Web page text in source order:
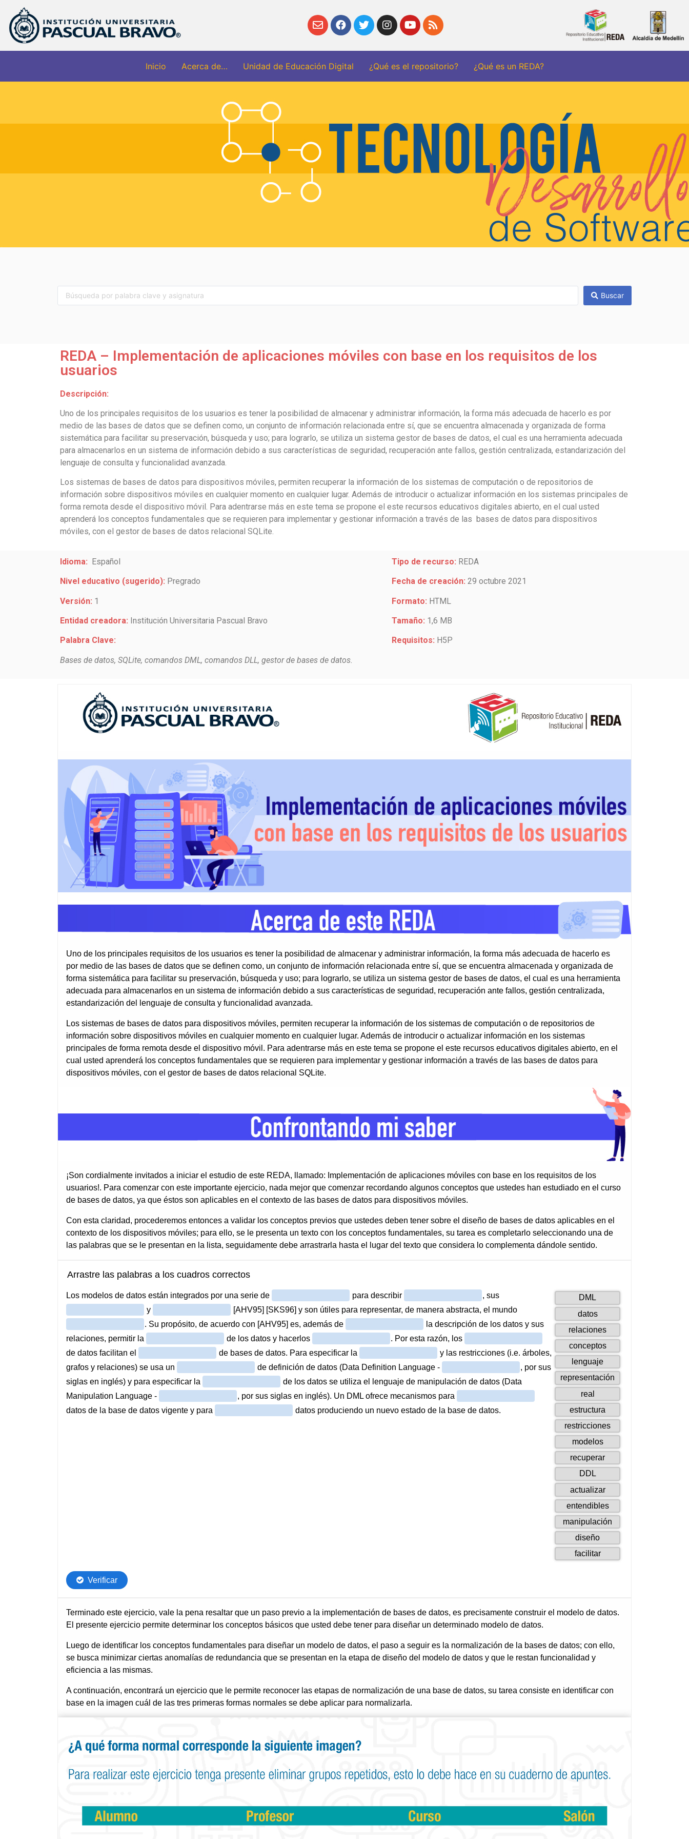
Inicio Acerca de… Unidad de Educación Digital ¿Qué es el repositorio? ¿Qué es un REDA?
Buscar
REDA – Implementación de aplicaciones móviles con base en los requisitos de los
usuarios
Descripción:
Uno de los principales requisitos de los usuarios es tener la posibilidad de almacenar y administrar información, la forma más adecuada de hacerlo es por
medio de las bases de datos que se definen como, un conjunto de información relacionada entre sí, que se encuentra almacenada y organizada de forma
sistemática para facilitar su preservación, búsqueda y uso; para lograrlo, se utiliza un sistema gestor de bases de datos, el cual es una herramienta adecuada
para almacenarlos en un sistema de información debido a sus características de seguridad, recuperación ante fallos, gestión centralizada, estandarización del
lenguaje de consulta y funcionalidad avanzada.
Los sistemas de bases de datos para dispositivos móviles, permiten recuperar la información de los sistemas de computación o de repositorios de
información sobre dispositivos móviles en cualquier momento en cualquier lugar. Además de introducir o actualizar información en los sistemas principales de
forma remota desde el dispositivo móvil. Para adentrarse más en este tema se propone el este recursos educativos digitales abierto, en el cual usted
aprenderá los conceptos fundamentales que se requieren para implementar y gestionar información a través de las bases de datos para dispositivos
móviles, con el gestor de bases de datos relacional SQLite.
Idioma: Español
Nivel educativo (sugerido): Pregrado
Versión: 1
Entidad creadora: Institución Universitaria Pascual Bravo
Palabra Clave:
Bases de datos, SQLite, comandos DML, comandos DLL, gestor de bases de datos.
Tipo de recurso: REDA
Fecha de creación: 29 octubre 2021
Formato: HTML
Tamaño: 1,6 MB
Requisitos: H5P